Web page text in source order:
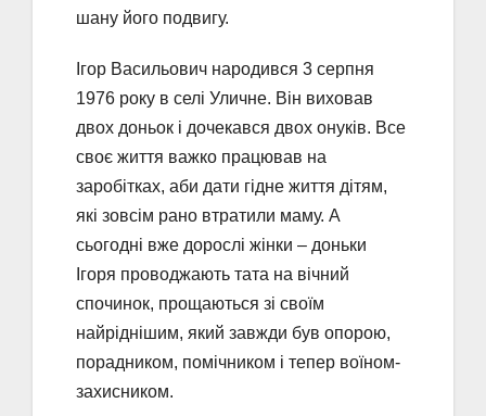
шану його подвигу.
Ігор Васильович народився 3 серпня
1976 року в селі Уличне. Він виховав
двох доньок і дочекався двох онуків. Все
своє життя важко працював на
заробітках, аби дати гідне життя дітям,
які зовсім рано втратили маму. А
сьогодні вже дорослі жінки – доньки
Ігоря проводжають тата на вічний
спочинок, прощаються зі своїм
найріднішим, який завжди був опорою,
порадником, помічником і тепер воїном-
захисником.